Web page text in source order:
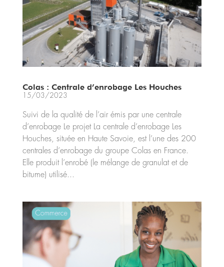
Colas : Centrale d’enrobage Les Houches
15/03/2023
Suivi de la qualité de l’air émis par une centrale
d’enrobage Le projet La centrale d’enrobage Les
Houches, située en Haute Savoie, est l’une des 200
centrales d’enrobage du groupe Colas en France.
Elle produit l’enrobé (le mélange de granulat et de
bitume) utilisé...